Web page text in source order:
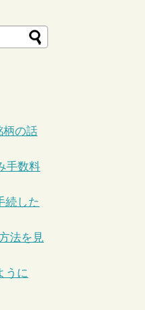
柄の話
手数料
続した
法を見
うに